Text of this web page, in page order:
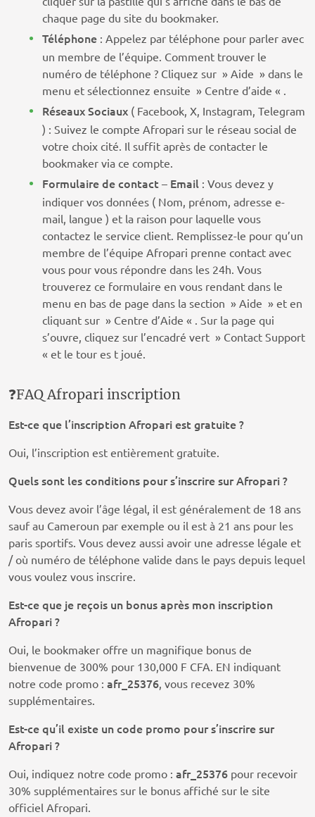
chaque page du site du bookmaker.
Téléphone : Appelez par téléphone pour parler avec
un membre de l’équipe. Comment trouver le
numéro de téléphone ? Cliquez sur » Aide » dans le
menu et sélectionnez ensuite » Centre d’aide « .
Réseaux Sociaux ( Facebook, X, Instagram, Telegram
) : Suivez le compte Afropari sur le réseau social de
votre choix cité. Il suffit après de contacter le
bookmaker via ce compte.
Formulaire de contact – Email : Vous devez y
indiquer vos données ( Nom, prénom, adresse e-
mail, langue ) et la raison pour laquelle vous
contactez le service client. Remplissez-le pour qu’un
membre de l’équipe Afropari prenne contact avec
vous pour vous répondre dans les 24h. Vous
trouverez ce formulaire en vous rendant dans le
menu en bas de page dans la section » Aide » et en
cliquant sur » Centre d’Aide « . Sur la page qui
s’ouvre, cliquez sur l’encadré vert » Contact Support
« et le tour es t joué.
❓FAQ Afropari inscription
Est-ce que l’inscription Afropari est gratuite ?
Oui, l’inscription est entièrement gratuite.
Quels sont les conditions pour s’inscrire sur Afropari ?
Vous devez avoir l’âge légal, il est généralement de 18 ans
sauf au Cameroun par exemple ou il est à 21 ans pour les
paris sportifs. Vous devez aussi avoir une adresse légale et
/ où numéro de téléphone valide dans le pays depuis lequel
vous voulez vous inscrire.
Est-ce que je reçois un bonus après mon inscription
Afropari ?
Oui, le bookmaker offre un magnifique bonus de
bienvenue de 300% pour 130,000 F CFA. EN indiquant
notre code promo : afr_25376, vous recevez 30%
supplémentaires.
Est-ce qu’il existe un code promo pour s’inscrire sur
Afropari ?
Oui, indiquez notre code promo : afr_25376 pour recevoir
30% supplémentaires sur le bonus affiché sur le site
officiel Afropari.